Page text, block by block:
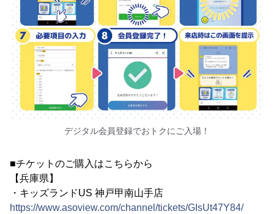
デジタル会員登録でおトクにご入場！
■チケットのご購入はこちらから
【兵庫県】
・キッズランドUS 神戸甲南山手店
https://www.asoview.com/channel/tickets/GIsUt47Y84/